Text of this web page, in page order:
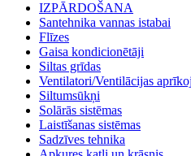
IZPĀRDOŠANA
Santehnika vannas istabai
Flīzes
Gaisa kondicionētāji
Siltas grīdas
Ventilatori/Ventilācijas
Siltumsūkņi
Solārās sistēmas
Laistīšanas sistēmas
Sadzīves tehnika